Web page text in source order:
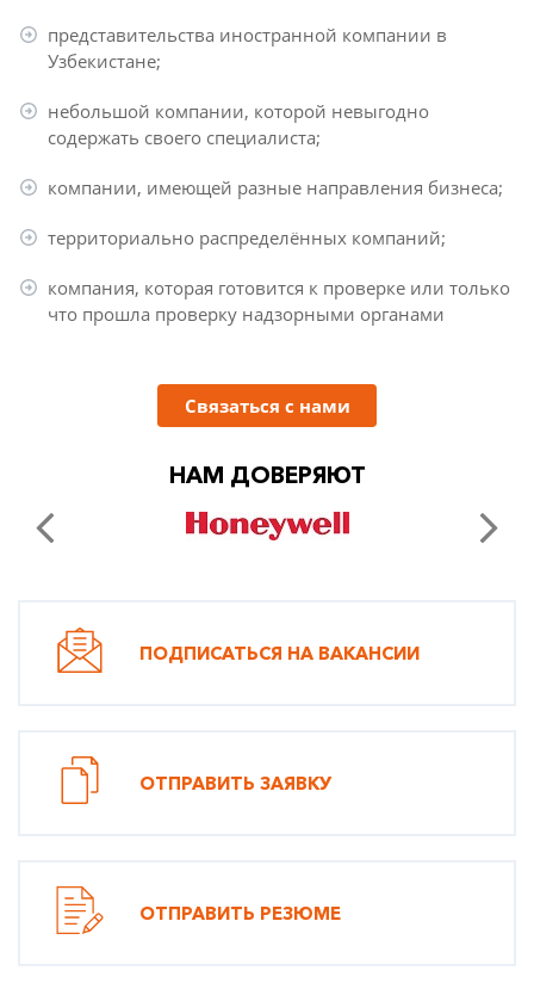
представительства иностранной компании в
Узбекистане;
небольшой компании, которой невыгодно
содержать своего специалиста;
компании, имеющей разные направления бизнеса;
территориально распределённых компаний;
компания, которая готовится к проверке или только
что прошла проверку надзорными органами
Связаться с нами
НАМ ДОВЕРЯЮТ
ПОДПИСАТЬСЯ НА ВАКАНСИИ
ОТПРАВИТЬ ЗАЯВКУ
ОТПРАВИТЬ РЕЗЮМЕ